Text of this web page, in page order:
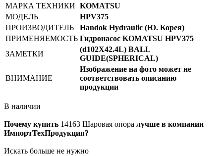
МАРКА ТЕХНИКИ KOMATSU
МОДЕЛЬ
HPV375
ПРОИЗВОДИТЕЛЬ
Handok Hydraulic (Ю. Корея)
ПРИМЕНЯЕМОСТЬ Гидронасос KOMATSU HPV375
ЗАМЕТКИ
(d102X42.4L) BALL
GUIDE(SPHERICAL)
ВНИМАНИЕ
Изображение на фото может не
соответствовать описанию
продукции
В наличии
Почему купить 14163 Шаровая опора лучше в компании
ИмпортТехПродукция?
Искать больше не нужно